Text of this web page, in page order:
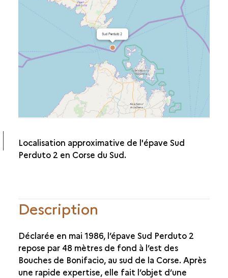
OUEST-GIRAGLIA 2
OUEST EMBIEZ 1
L’ÉPAVE DE PLOUMANAC’H
Localisation approximative de l'épave Sud
Perduto 2 en Corse du Sud.
Description
Déclarée en mai 1986, l’épave Sud Perduto 2
repose par 48 mètres de fond à l’est des
Bouches de Bonifacio, au sud de la Corse. Après
une rapide expertise, elle fait l’objet d’une